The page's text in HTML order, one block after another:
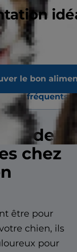
le bon
afin que
plus
Troubles
fréquents
de
chez
être pour
chien, ils
pour